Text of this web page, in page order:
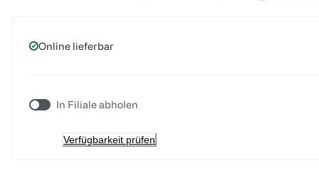
Online lieferbar
In Filiale abholen
Verfügbarkeit prüfen